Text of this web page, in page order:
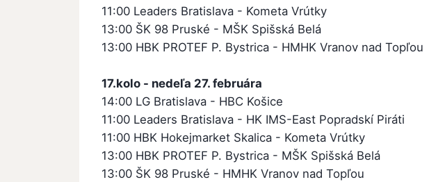
11:00 Leaders Bratislava - Kometa Vrútky
13:00 ŠK 98 Pruské - MŠK Spišská Belá
13:00 HBK PROTEF P. Bystrica - HMHK Vranov nad Topľou
17.kolo - nedeľa 27. februára
14:00 LG Bratislava - HBC Košice
11:00 Leaders Bratislava - HK IMS-East Popradskí Piráti
11:00 HBK Hokejmarket Skalica - Kometa Vrútky
13:00 HBK PROTEF P. Bystrica - MŠK Spišská Belá
13:00 ŠK 98 Pruské - HMHK Vranov nad Topľou